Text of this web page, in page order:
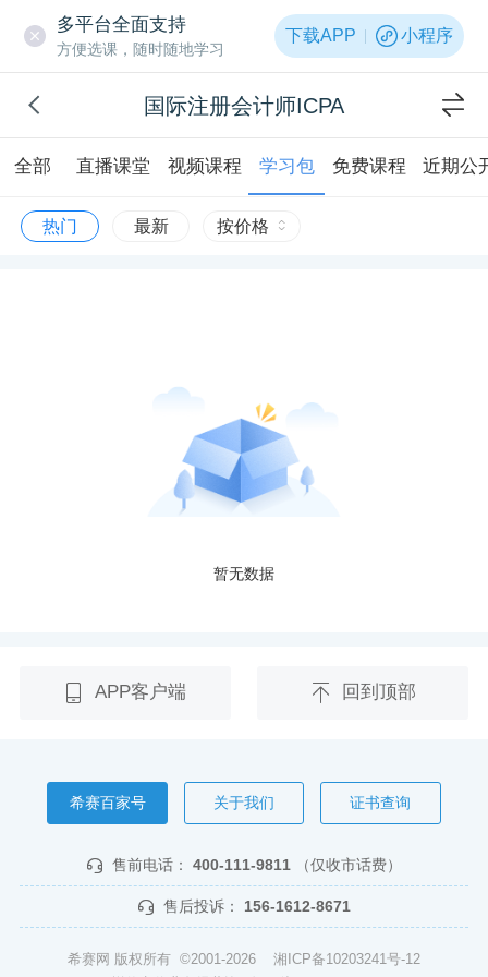
多平台全面支持
方便选课，随时随地学习
下载APP 小程序
国际注册会计师ICPA
全部 直播课堂 视频课程 学习包 免费课程 近期公
热门 最新 按价格
暂无数据
APP客户端 回到顶部
希赛百家号 关于我们 证书查询
售前电话： 400-111-9811 （仅收市话费）
售后投诉： 156-1612-8671
希赛网 版权所有 ©2001-2026 湘ICP备10203241号-12